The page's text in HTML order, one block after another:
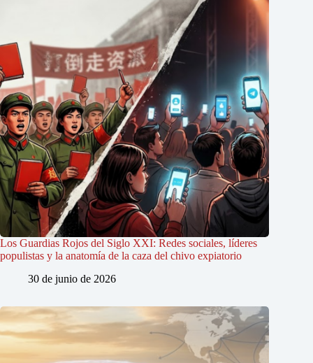
Los Guardias Rojos del Siglo XXI: Redes sociales, líderes
populistas y la anatomía de la caza del chivo expiatorio
30 de junio de 2026